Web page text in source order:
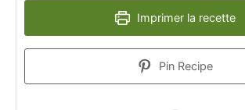
Imprimer la recette
Pin Recipe